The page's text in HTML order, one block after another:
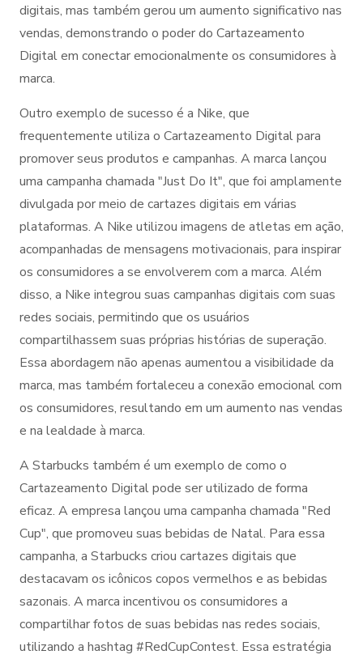
digitais, mas também gerou um aumento significativo nas
vendas, demonstrando o poder do Cartazeamento
Digital em conectar emocionalmente os consumidores à
marca.
Outro exemplo de sucesso é a Nike, que
frequentemente utiliza o Cartazeamento Digital para
promover seus produtos e campanhas. A marca lançou
uma campanha chamada "Just Do It", que foi amplamente
divulgada por meio de cartazes digitais em várias
plataformas. A Nike utilizou imagens de atletas em ação,
acompanhadas de mensagens motivacionais, para inspirar
os consumidores a se envolverem com a marca. Além
disso, a Nike integrou suas campanhas digitais com suas
redes sociais, permitindo que os usuários
compartilhassem suas próprias histórias de superação.
Essa abordagem não apenas aumentou a visibilidade da
marca, mas também fortaleceu a conexão emocional com
os consumidores, resultando em um aumento nas vendas
e na lealdade à marca.
A Starbucks também é um exemplo de como o
Cartazeamento Digital pode ser utilizado de forma
eficaz. A empresa lançou uma campanha chamada "Red
Cup", que promoveu suas bebidas de Natal. Para essa
campanha, a Starbucks criou cartazes digitais que
destacavam os icônicos copos vermelhos e as bebidas
sazonais. A marca incentivou os consumidores a
compartilhar fotos de suas bebidas nas redes sociais,
utilizando a hashtag #RedCupContest. Essa estratégia